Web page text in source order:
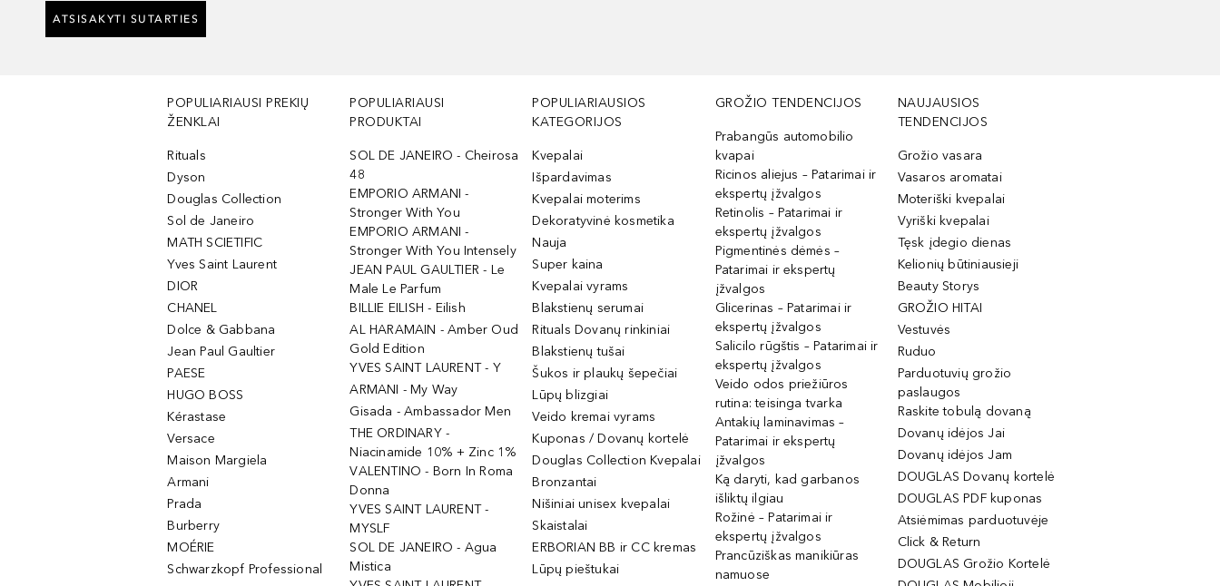
ATSISAKYTI SUTARTIES
POPULIARIAUSI PREKIŲ
ŽENKLAI
Rituals
Dyson
Douglas Collection
Sol de Janeiro
MATH SCIETIFIC
Yves Saint Laurent
DIOR
CHANEL
Dolce & Gabbana
Jean Paul Gaultier
PAESE
HUGO BOSS
Kérastase
Versace
Maison Margiela
Armani
Prada
Burberry
MOÉRIE
Schwarzkopf Professional
POPULIARIAUSI
PRODUKTAI
SOL DE JANEIRO - Cheirosa
48
EMPORIO ARMANI -
Stronger With You
EMPORIO ARMANI -
Stronger With You Intensely
JEAN PAUL GAULTIER - Le
Male Le Parfum
BILLIE EILISH - Eilish
AL HARAMAIN - Amber Oud
Gold Edition
YVES SAINT LAURENT - Y
ARMANI - My Way
Gisada - Ambassador Men
THE ORDINARY -
Niacinamide 10% + Zinc 1%
VALENTINO - Born In Roma
Donna
YVES SAINT LAURENT -
MYSLF
SOL DE JANEIRO - Agua
Mistica
POPULIARIAUSIOS
KATEGORIJOS
Kvepalai
Išpardavimas
Kvepalai moterims
Dekoratyvinė kosmetika
Nauja
Super kaina
Kvepalai vyrams
Blakstienų serumai
Rituals Dovanų rinkiniai
Blakstienų tušai
Šukos ir plaukų šepečiai
Lūpų blizgiai
Veido kremai vyrams
Kuponas / Dovanų kortelė
Douglas Collection Kvepalai
Bronzantai
Nišiniai unisex kvepalai
Skaistalai
ERBORIAN BB ir CC kremas
Lūpų pieštukai
GROŽIO TENDENCIJOS
Prabangūs automobilio
kvapai
Ricinos aliejus – Patarimai ir
ekspertų įžvalgos
Retinolis – Patarimai ir
ekspertų įžvalgos
Pigmentinės dėmės –
Patarimai ir ekspertų
įžvalgos
Glicerinas – Patarimai ir
ekspertų įžvalgos
Salicilo rūgštis – Patarimai ir
ekspertų įžvalgos
Veido odos priežiūros
rutina: teisinga tvarka
Antakių laminavimas –
Patarimai ir ekspertų
įžvalgos
Ką daryti, kad garbanos
išliktų ilgiau
Rožinė – Patarimai ir
ekspertų įžvalgos
Prancūziškas manikiūras
namuose
NAUJAUSIOS
TENDENCIJOS
Grožio vasara
Vasaros aromatai
Moteriški kvepalai
Vyriški kvepalai
Tęsk įdegio dienas
Kelionių būtiniausieji
Beauty Storys
GROŽIO HITAI
Vestuvės
Ruduo
Parduotuvių grožio
paslaugos
Raskite tobulą dovaną
Dovanų idėjos Jai
Dovanų idėjos Jam
DOUGLAS Dovanų kortelė
DOUGLAS PDF kuponas
Atsiėmimas parduotuvėje
Click & Return
DOUGLAS Grožio Kortelė